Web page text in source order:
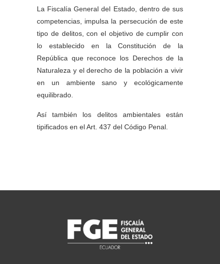
La Fiscalía General del Estado, dentro de sus
competencias, impulsa la persecución de este
tipo de delitos, con el objetivo de cumplir con
lo establecido en la Constitución de la
República que reconoce los Derechos de la
Naturaleza y el derecho de la población a vivir
en un ambiente sano y ecológicamente
equilibrado.
Así también los delitos ambientales están
tipificados en el Art. 437 del Código Penal.